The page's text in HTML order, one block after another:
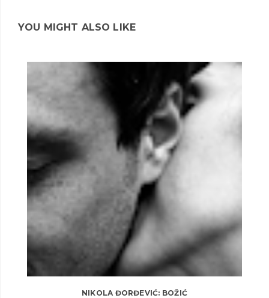
YOU MIGHT ALSO LIKE
NIKOLA ĐORĐEVIĆ: BOŽIĆ